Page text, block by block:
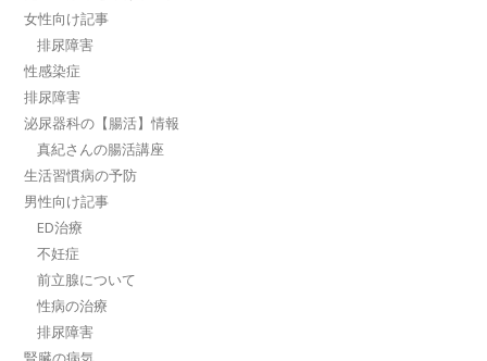
女性向け記事
排尿障害
性感染症
排尿障害
泌尿器科の【腸活】情報
真紀さんの腸活講座
生活習慣病の予防
男性向け記事
ED治療
不妊症
前立腺について
性病の治療
排尿障害